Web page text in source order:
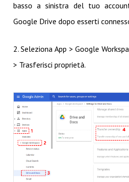
basso a sinistra del tuo
Google Drive dopo esserti
2. Seleziona App > Google
> Trasferisci proprietà.